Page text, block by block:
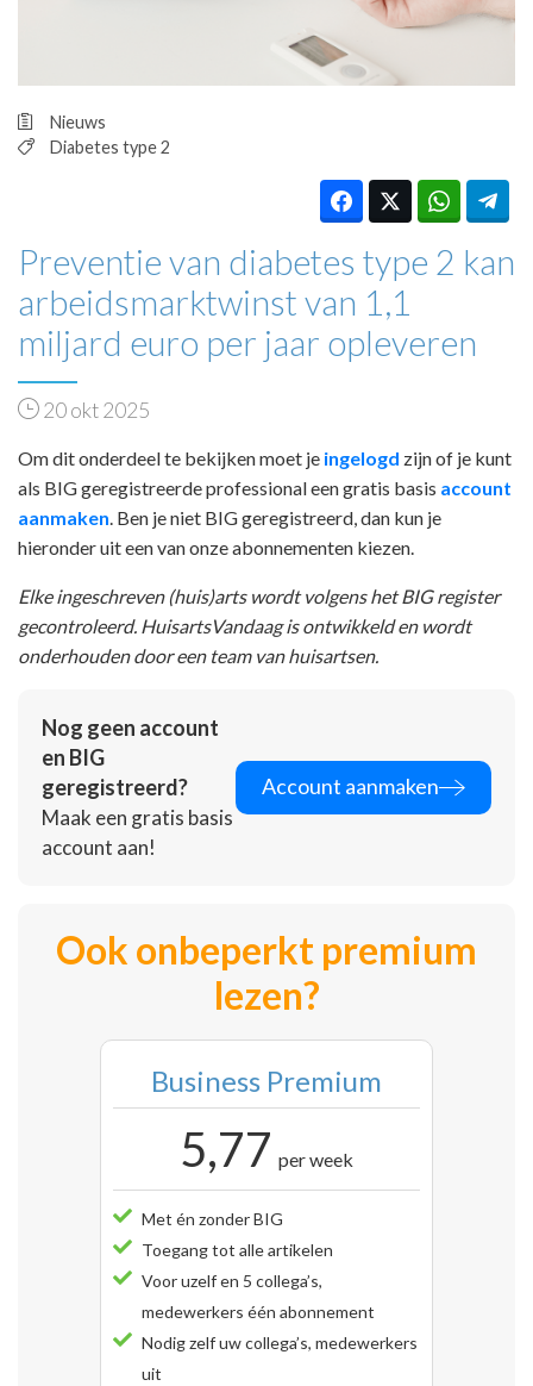
PRAKTIJKZAKEN
MEDISCHE VAKHANDEL
Nieuws
Diabetes type 2
Preventie van diabetes type 2 kan
arbeidsmarktwinst van 1,1
miljard euro per jaar opleveren
20 okt 2025
Om dit onderdeel te bekijken moet je ingelogd zijn of je kunt
als BIG geregistreerde professional een gratis basis account
aanmaken. Ben je niet BIG geregistreerd, dan kun je
hieronder uit een van onze abonnementen kiezen.
Elke ingeschreven (huis)arts wordt volgens het BIG register
gecontroleerd. HuisartsVandaag is ontwikkeld en wordt
onderhouden door een team van huisartsen.
Nog geen account
en BIG
geregistreerd?
Maak een gratis basis
account aan!
Account aanmaken
Ook onbeperkt premium
lezen?
Business Premium
5,77 per week
Met én zonder BIG
Toegang tot alle artikelen
Voor uzelf en 5 collega’s,
medewerkers één abonnement
Nodig zelf uw collega’s, medewerkers
uit